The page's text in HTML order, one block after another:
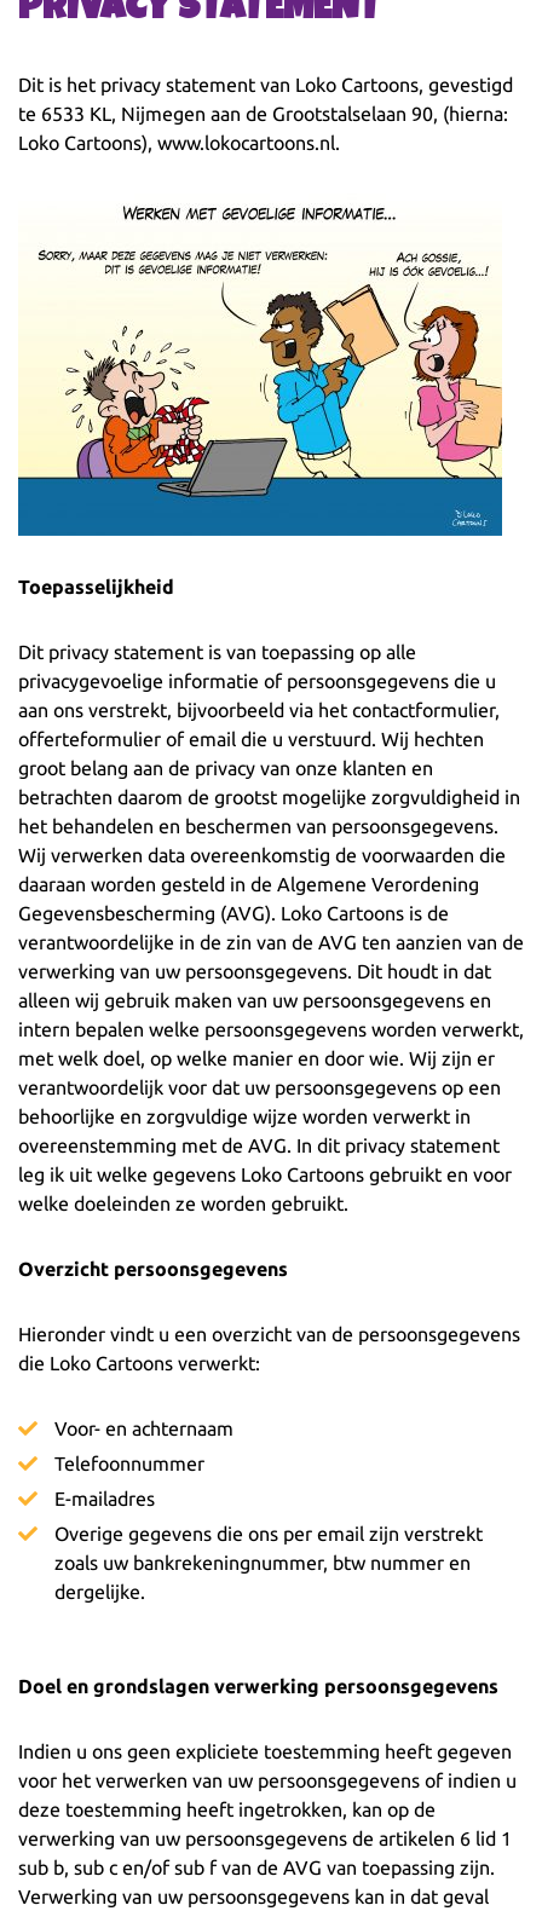
PRIVACY STATEMENT
Dit is het privacy statement van Loko Cartoons, gevestigd
te 6533 KL, Nijmegen aan de Grootstalselaan 90, (hierna:
Loko Cartoons), www.lokocartoons.nl.
Toepasselijkheid
Dit privacy statement is van toepassing op alle
privacygevoelige informatie of persoonsgegevens die u
aan ons verstrekt, bijvoorbeeld via het contactformulier,
offerteformulier of email die u verstuurd. Wij hechten
groot belang aan de privacy van onze klanten en
betrachten daarom de grootst mogelijke zorgvuldigheid in
het behandelen en beschermen van persoonsgegevens.
Wij verwerken data overeenkomstig de voorwaarden die
daaraan worden gesteld in de Algemene Verordening
Gegevensbescherming (AVG). Loko Cartoons is de
verantwoordelijke in de zin van de AVG ten aanzien van de
verwerking van uw persoonsgegevens. Dit houdt in dat
alleen wij gebruik maken van uw persoonsgegevens en
intern bepalen welke persoonsgegevens worden verwerkt,
met welk doel, op welke manier en door wie. Wij zijn er
verantwoordelijk voor dat uw persoonsgegevens op een
behoorlijke en zorgvuldige wijze worden verwerkt in
overeenstemming met de AVG. In dit privacy statement
leg ik uit welke gegevens Loko Cartoons gebruikt en voor
welke doeleinden ze worden gebruikt.
Overzicht persoonsgegevens
Hieronder vindt u een overzicht van de persoonsgegevens
die Loko Cartoons verwerkt:
Voor- en achternaam
Telefoonnummer
E-mailadres
Overige gegevens die ons per email zijn verstrekt
zoals uw bankrekeningnummer, btw nummer en
dergelijke.
Doel en grondslagen verwerking persoonsgegevens
Indien u ons geen expliciete toestemming heeft gegeven
voor het verwerken van uw persoonsgegevens of indien u
deze toestemming heeft ingetrokken, kan op de
verwerking van uw persoonsgegevens de artikelen 6 lid 1
sub b, sub c en/of sub f van de AVG van toepassing zijn.
Verwerking van uw persoonsgegevens kan in dat geval